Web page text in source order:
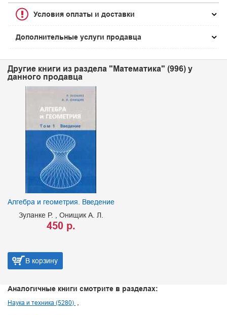
Условия оплаты и доставки
Дополнительные услуги продавца
Другие книги из раздела "Математика" (996) у
данного продавца
Алгебра и геометрия. Введение
Зуланке Р.
Онищик А. Л.
450 р.
В корзину
Аналогичные книги смотрите в разделах:
Наука и техника (5280)